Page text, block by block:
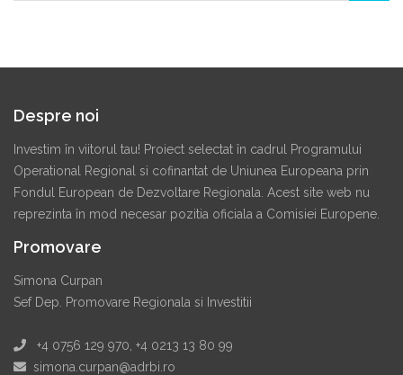
Despre noi
Investim în viitorul tau! Proiect selectat în cadrul Programului
Operational Regional si cofinantat de Uniunea Europeana prin
Fondul European de Dezvoltare Regionala. Acest site web nu
reprezinta în mod necesar pozitia oficiala a Comisiei Europene.
Promovare
Simona Curpan
Sef Dep. Promovare Regionala si Investitii
+4 0756 129 970, +4 0213 13 80 99
simona.curpan@adrbi.ro